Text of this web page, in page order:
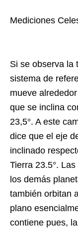
Mediciones
Si se observa la
sistema de
mueve
que se inclina
23,5°. A este
dice que el eje
inclinado
Tierra 23.5°.
los demás
también orbitan
plano
contiene pues,